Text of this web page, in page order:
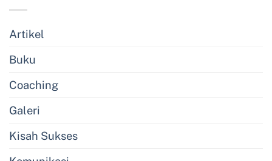
Artikel
Buku
Coaching
Galeri
Kisah Sukses